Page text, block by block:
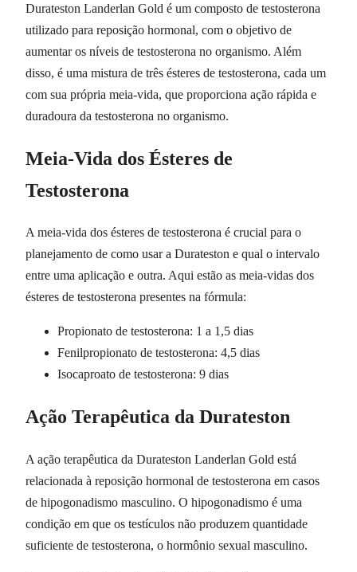
Durateston Landerlan Gold é um composto de testosterona
utilizado para reposição hormonal, com o objetivo de
aumentar os níveis de testosterona no organismo. Além
disso, é uma mistura de três ésteres de testosterona, cada um
com sua própria meia-vida, que proporciona ação rápida e
duradoura da testosterona no organismo.
Meia-Vida dos Ésteres de
Testosterona
A meia-vida dos ésteres de testosterona é crucial para o
planejamento de como usar a Durateston e qual o intervalo
entre uma aplicação e outra. Aqui estão as meia-vidas dos
ésteres de testosterona presentes na fórmula:
Propionato de testosterona: 1 a 1,5 dias
Fenilpropionato de testosterona: 4,5 dias
Isocaproato de testosterona: 9 dias
Ação Terapêutica da Durateston
A ação terapêutica da Durateston Landerlan Gold está
relacionada à reposição hormonal de testosterona em casos
de hipogonadismo masculino. O hipogonadismo é uma
condição em que os testículos não produzem quantidade
suficiente de testosterona, o hormônio sexual masculino.